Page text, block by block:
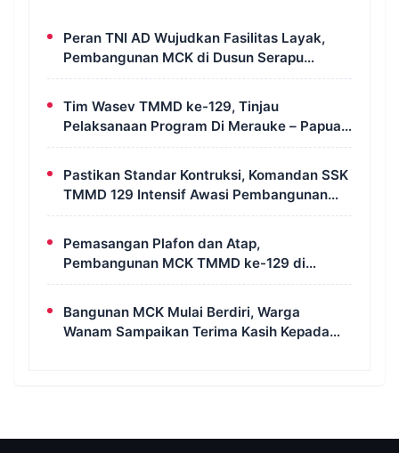
Peran TNI AD Wujudkan Fasilitas Layak,
Pembangunan MCK di Dusun Serapu
Rampung Dikerjakan
Tim Wasev TMMD ke-129, Tinjau
Pelaksanaan Program Di Merauke – Papua
Selatan
Pastikan Standar Kontruksi, Komandan SSK
TMMD 129 Intensif Awasi Pembangunan
MCK di Wanam
Pemasangan Plafon dan Atap,
Pembangunan MCK TMMD ke-129 di
Kampung Wanam Hampir Rampung
Bangunan MCK Mulai Berdiri, Warga
Wanam Sampaikan Terima Kasih Kepada